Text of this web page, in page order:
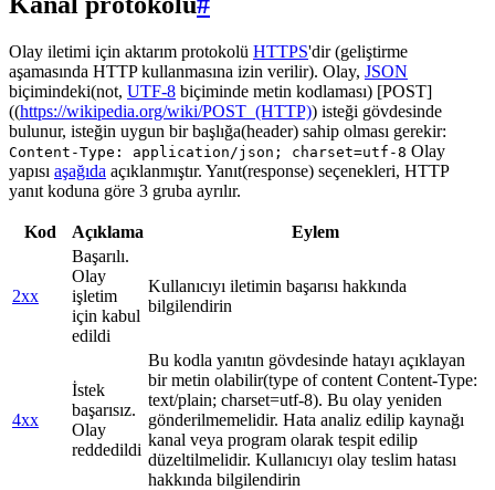
Olay iletimi için aktarım protokolü HTTPS'dir (geliştirme
aşamasında HTTP kullanmasına izin verilir). Olay, JSON
biçimindeki(not, UTF-8 biçiminde metin kodlaması) [POST]
((https://wikipedia.org/wiki/POST_(HTTP)) isteği gövdesinde
bulunur, isteğin uygun bir başlığa(header) sahip olması gerekir:
Content-Type: application/json; charset=utf-8 Olay
yapısı aşağıda açıklanmıştır. Yanıt(response) seçenekleri, HTTP
yanıt koduna göre 3 gruba ayrılır.
Kod Açıklama Eylem
2xx
Başarılı.
Olay
işletim
için kabul
edildi
Kullanıcıyı iletimin başarısı hakkında
bilgilendirin
4xx
İstek
başarısız.
Olay
reddedildi
Bu kodla yanıtın gövdesinde hatayı açıklayan
bir metin olabilir(type of content Content-Type:
text/plain; charset=utf-8). Bu olay yeniden
gönderilmemelidir. Hata analiz edilip kaynağı
kanal veya program olarak tespit edilip
düzeltilmelidir. Kullanıcıyı olay teslim hatası
hakkında bilgilendirin